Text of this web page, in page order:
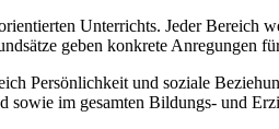
Unterrichts. Jeder Bereich
geben konkrete Anregungen
Persönlichkeit und soziale
im gesamten Bildungs- und